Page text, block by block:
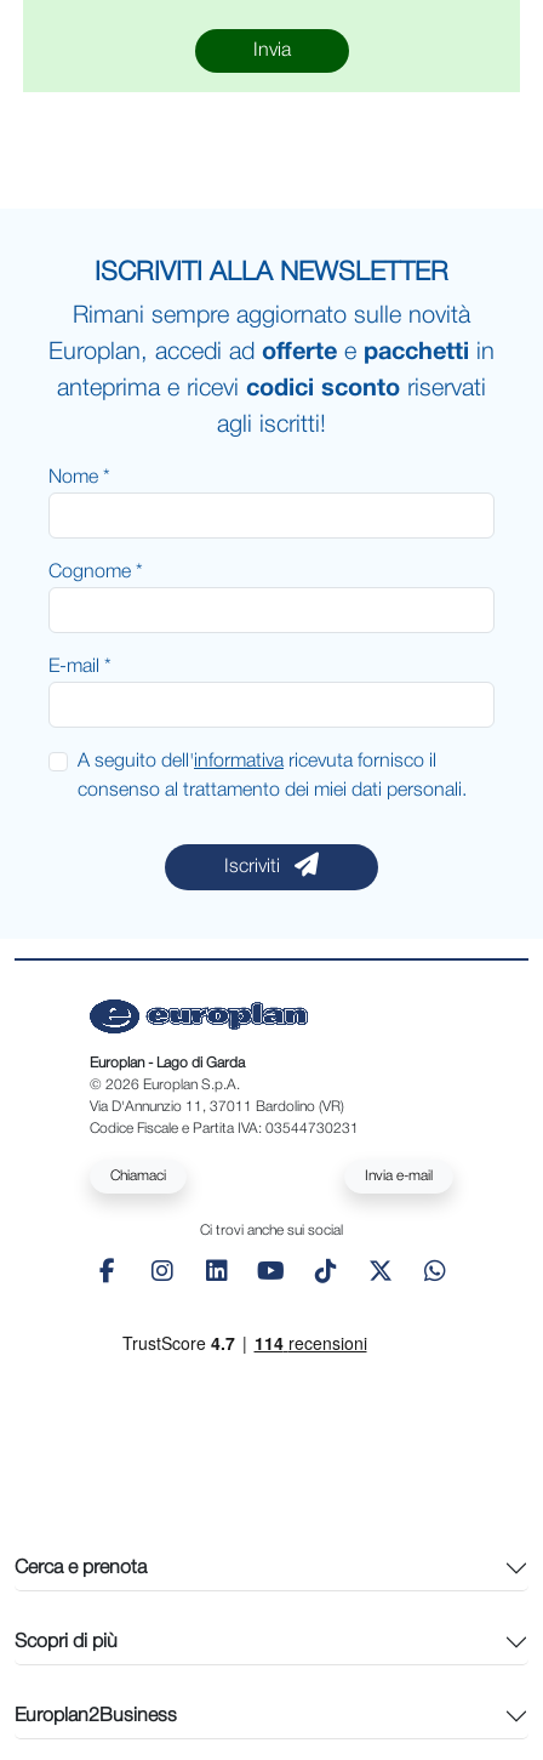
Invia
ISCRIVITI ALLA NEWSLETTER
Rimani sempre aggiornato sulle novità
Europlan, accedi ad offerte e pacchetti in
anteprima e ricevi codici sconto riservati
agli iscritti!
Nome *
Cognome *
E-mail *
A seguito dell'informativa ricevuta fornisco il
consenso al trattamento dei miei dati personali.
Iscriviti
Cerca e prenota
Scopri di più
Europlan2Business
Europlan - Lago di Garda
© 2026 Europlan S.p.A.
Via D'Annunzio 11, 37011 Bardolino (VR)
Codice Fiscale e Partita IVA: 03544730231
Chiamaci Invia e-mail
Ci trovi anche sui social